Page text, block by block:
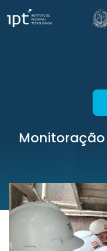
Monitoração